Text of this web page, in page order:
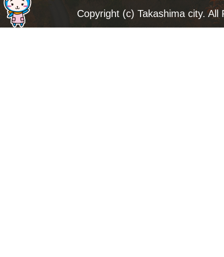
ジ
Copyright (c) Takashima city. All